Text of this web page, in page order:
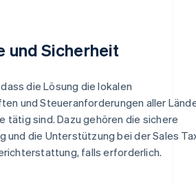
und Sicherheit
die Lösung die lokalen
und Steueranforderungen aller
tätig sind. Dazu gehören die sichere
und die Unterstützung bei der Sales
falls erforderlich.